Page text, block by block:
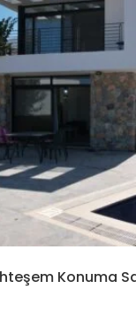
Konuma